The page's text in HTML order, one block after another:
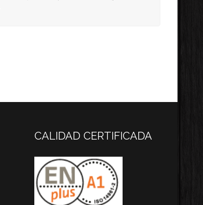
CALIDAD CERTIFICADA